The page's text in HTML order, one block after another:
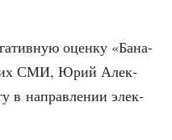
оцен­ку «Бана­
СМИ, Юрий Алек­
в направ­ле­нии элек­